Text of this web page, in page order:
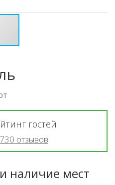
гостей
730 отзывов
наличие мест